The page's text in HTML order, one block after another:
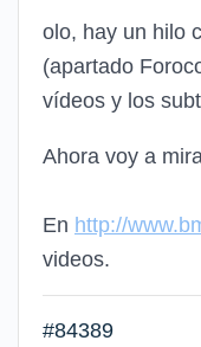
olo, hay un hilo
(apartado
vídeos y los
Ahora voy a
En http://
videos.
#84389